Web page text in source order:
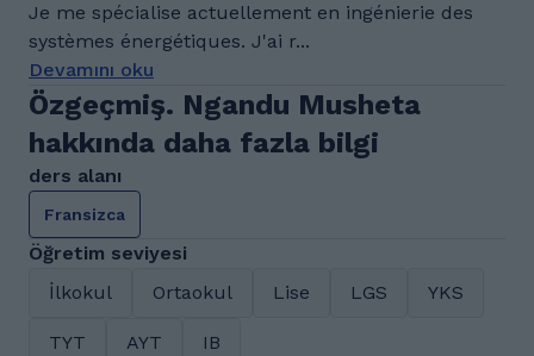
Je me spécialise actuellement en ingénierie des
systèmes énergétiques. J'ai r...
Devamını oku
Özgeçmiş. Ngandu Musheta
hakkında daha fazla bilgi
ders alanı
Fransizca
Öğretim seviyesi
İlkokul
Ortaokul Lise LGS YKS
TYT AYT
IB